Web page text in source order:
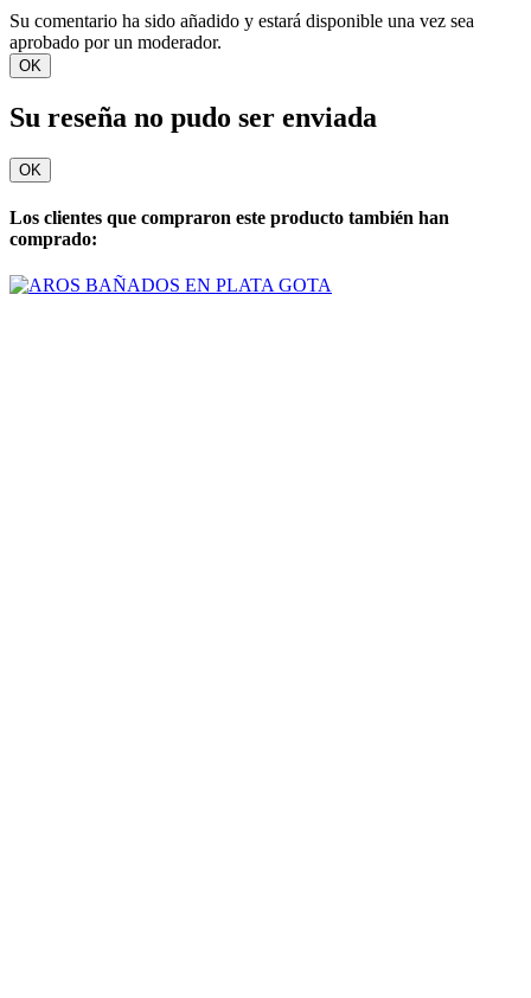
Su comentario ha sido añadido y estará disponible una vez sea
aprobado por un moderador.
OK
Su reseña no pudo ser enviada
OK
Los clientes que compraron este producto también han
comprado: